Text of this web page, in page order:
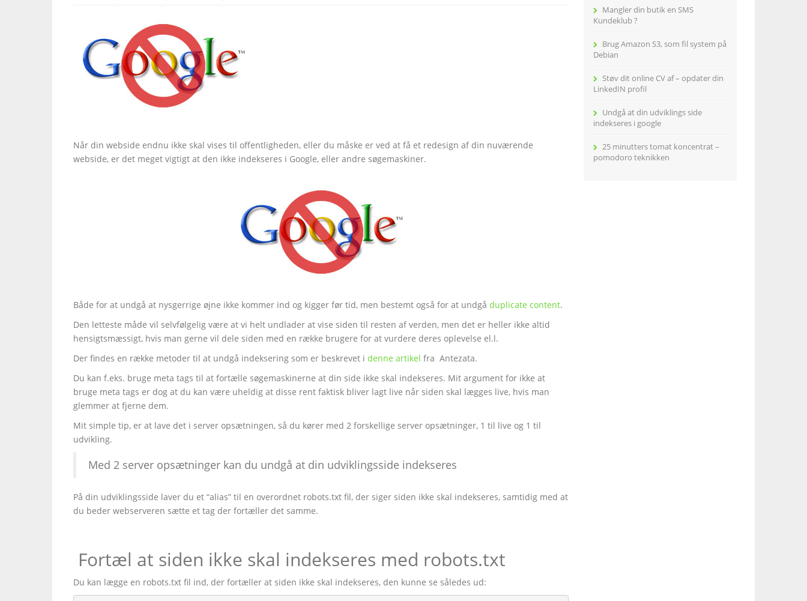
Når din webside endnu ikke skal vises til offentligheden, eller du måske er ved at få et redesign af din nuværende
webside, er det meget vigtigt at den ikke indekseres i Google, eller andre søgemaskiner.
Både for at undgå at nysgerrige øjne ikke kommer ind og kigger før tid, men bestemt også for at undgå duplicate content.
Den letteste måde vil selvfølgelig være at vi helt undlader at vise siden til resten af verden, men det er heller ikke altid
hensigtsmæssigt, hvis man gerne vil dele siden med en række brugere for at vurdere deres oplevelse el.l.
Der findes en række metoder til at undgå indeksering som er beskrevet i denne artikel fra Antezata.
Du kan f.eks. bruge meta tags til at fortælle søgemaskinerne at din side ikke skal indekseres. Mit argument for ikke at
bruge meta tags er dog at du kan være uheldig at disse rent faktisk bliver lagt live når siden skal lægges live, hvis man
glemmer at fjerne dem.
Mit simple tip, er at lave det i server opsætningen, så du kører med 2 forskellige server opsætninger, 1 til live og 1 til
udvikling.
Med 2 server opsætninger kan du undgå at din udviklingsside indekseres
På din udviklingsside laver du et “alias” til en overordnet robots.txt fil, der siger siden ikke skal indekseres, samtidig med at
du beder webserveren sætte et tag der fortæller det samme.
Fortæl at siden ikke skal indekseres med robots.txt
Du kan lægge en robots.txt fil ind, der fortæller at siden ikke skal indekseres, den kunne se således ud:
Mangler din butik en SMS
Kundeklub ?
Brug Amazon S3, som fil system på
Debian
Støv dit online CV af – opdater din
LinkedIN profil
Undgå at din udviklings side
indekseres i google
25 minutters tomat koncentrat –
pomodoro teknikken